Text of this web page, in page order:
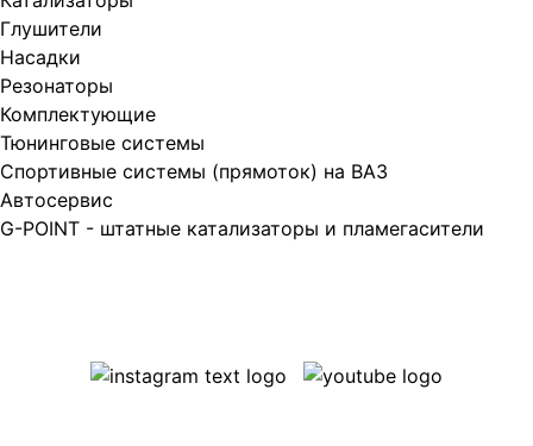
Глушители
Насадки
Резонаторы
Комплектующие
Тюнинговые системы
Спортивные системы (прямоток) на ВАЗ
Автосервис
G-POINT - штатные катализаторы и пламегасители